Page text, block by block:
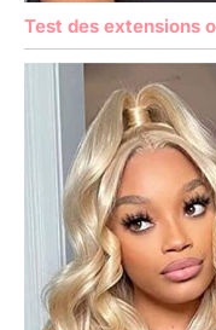
Test des extensions